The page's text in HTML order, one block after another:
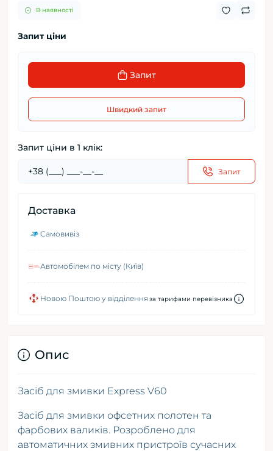
В наявності
Запит ціни
Запит
Швидкий запит
Запит ціни в 1 клік:
Запит
Доставка
Самовивіз
Автомобілем по місту (Київ)
Новою Поштою у відділення за тарифами перевізника
Опис
Засіб для змивки Express V60
Засіб для змивки офсетних полотен та
фарбових валиків. Розроблено для
автоматичних змивних пристроїв сучасних